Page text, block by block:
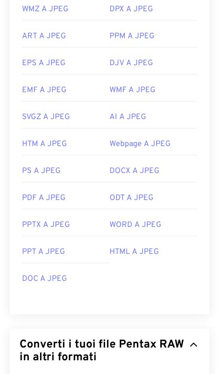
WMZ A JPEG DPX A JPEG
ART A JPEG PPM A JPEG
EPS A JPEG DJV A JPEG
EMF A JPEG WMF A JPEG
SVGZ A JPEG AI A JPEG
HTM A JPEG Webpage A JPEG
PS A JPEG DOCX A JPEG
PDF A JPEG ODT A JPEG
PPTX A JPEG WORD A JPEG
PPT A JPEG HTML A JPEG
DOC A JPEG
Converti i tuoi file Pentax RAW
in altri formati